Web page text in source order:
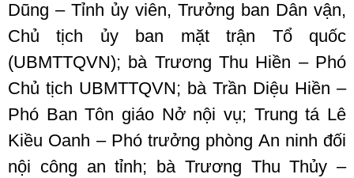
Dũng – Tỉnh ủy viên, Trưởng ban Dân vận,
Chủ tịch ủy ban mặt trận Tổ quốc
(UBMTTQVN); bà Trương Thu Hiền – Phó
Chủ tịch UBMTTQVN; bà Trần Diệu Hiền –
Phó Ban Tôn giáo Nở nội vụ; Trung tá Lê
Kiều Oanh – Phó trưởng phòng An ninh đối
nội công an tỉnh; bà Trương Thu Thủy –